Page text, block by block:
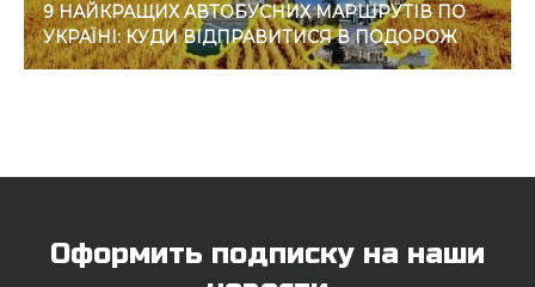
9 НАЙКРАЩИХ АВТОБУСНИХ МАРШРУТІВ ПО
УКРАЇНІ: КУДИ ВІДПРАВИТИСЯ В ПОДОРОЖ
Оформить подписку на наши